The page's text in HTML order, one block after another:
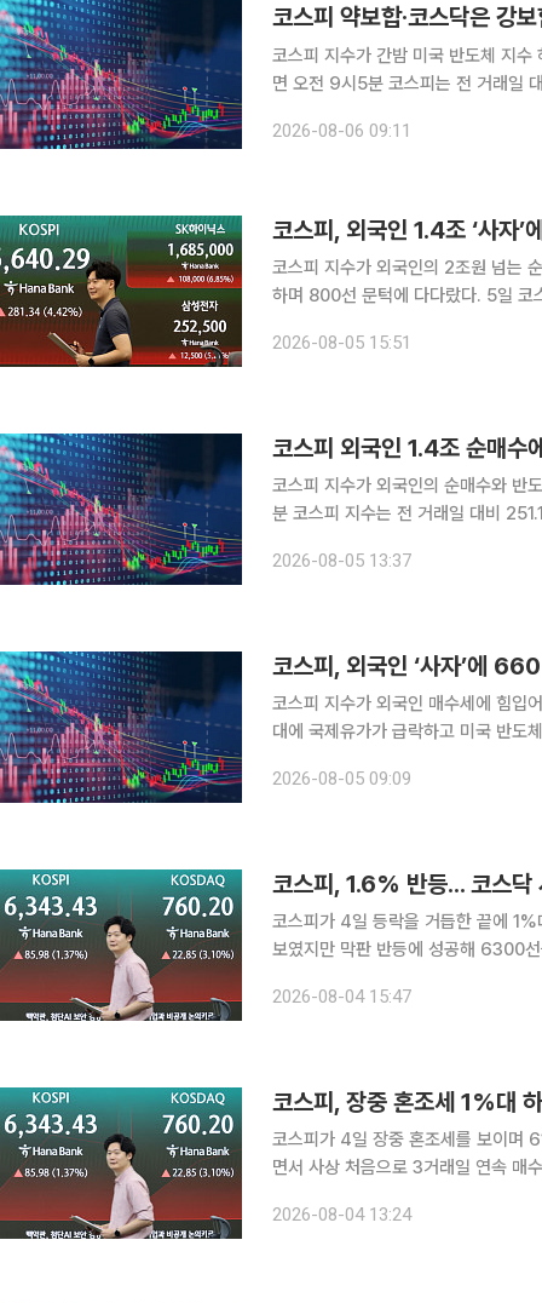
코스피 약보합·코스닥은 강
코스피 지수가 간밤 미국 반도체 지수 하락 영향
면 오전 9시5분 코스피는 전 거래
2026-08-06 09:11
코스피 지수가 외국인의 2조원 넘는
하며 800선 문턱에 다다랐다. 5일 코스피 지수는 전 거래일 대비 239.31포인트(3.76%) 오른
2026-08-05 15:51
코스피 외국인 1.4조 순매
코스피 지수가 외국인의 순매수와 반도체
분 코스피 지수는 전 거래일 대비
매도 중이다. 코스피 지수는 6603.
2026-08-05 13:37
코스피, 외국인 ‘사자’에
코스피 지수가 외국인 매수세에 힘입
대에 국제유가가 급락하고 미국 반도
래되고 있다. 외국인이 3528억
2026-08-05 09:09
코스피, 1.6% 반등... 코스닥
코스피가 4일 등락을 거듭한 끝에
보였지만 막판 반등에 성공해 6300
2026-08-04 15:47
코스피, 장중 혼조세 1%대
코스피가 4일 장중 혼조세를 보이며
면서 사상 처음으로 3거래일 연속 매수 사이드카가 발동됐
(1.50%) 오른 6351.38로 출발해 장
2026-08-04 13:24